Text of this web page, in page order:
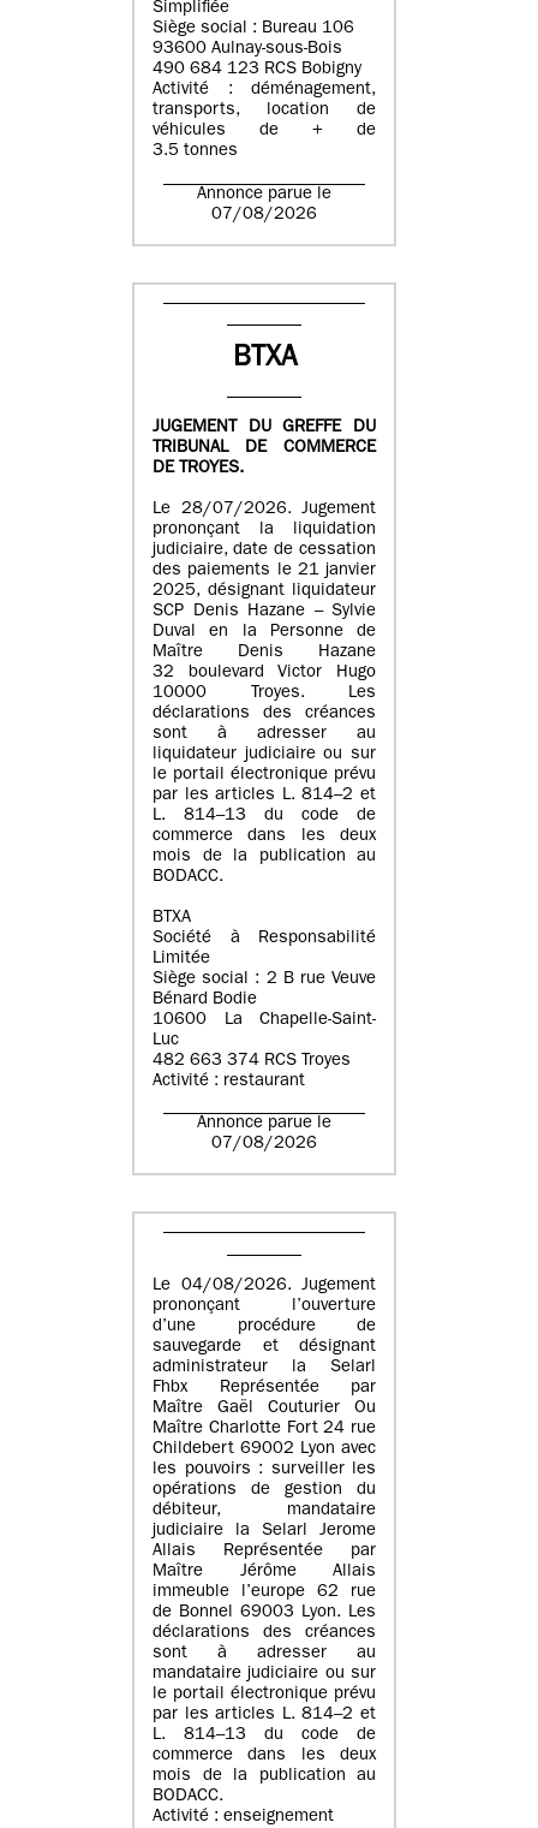
Simplifiée
Siège social : Bureau 106
93600 Aulnay-sous-Bois
490 684 123 RCS Bobigny
Activité : déménagement,
transports, location de
véhicules de + de
3.5 tonnes
Annonce parue le
07/08/2026
BTXA
JUGEMENT DU GREFFE DU
TRIBUNAL DE COMMERCE
DE TROYES.
Le 28/07/2026. Jugement
prononçant la liquidation
judiciaire, date de cessation
des paiements le 21 janvier
2025, désignant liquidateur
SCP Denis Hazane – Sylvie
Duval en la Personne de
Maître Denis Hazane
32 boulevard Victor Hugo
10000 Troyes. Les
déclarations des créances
sont à adresser au
liquidateur judiciaire ou sur
le portail électronique prévu
par les articles L. 814–2 et
L. 814–13 du code de
commerce dans les deux
mois de la publication au
BODACC.
BTXA
Société à Responsabilité
Limitée
Siège social : 2 B rue Veuve
Bénard Bodie
10600 La Chapelle-Saint-
Luc
482 663 374 RCS Troyes
Activité : restaurant
Annonce parue le
07/08/2026
Le 04/08/2026. Jugement
prononçant l’ouverture
d’une procédure de
sauvegarde et désignant
administrateur la Selarl
Fhbx Représentée par
Maître Gaël Couturier Ou
Maître Charlotte Fort 24 rue
Childebert 69002 Lyon avec
les pouvoirs : surveiller les
opérations de gestion du
débiteur, mandataire
judiciaire la Selarl Jerome
Allais Représentée par
Maître Jérôme Allais
immeuble l’europe 62 rue
de Bonnel 69003 Lyon. Les
déclarations des créances
sont à adresser au
mandataire judiciaire ou sur
le portail électronique prévu
par les articles L. 814–2 et
L. 814–13 du code de
commerce dans les deux
mois de la publication au
BODACC.
Activité : enseignement